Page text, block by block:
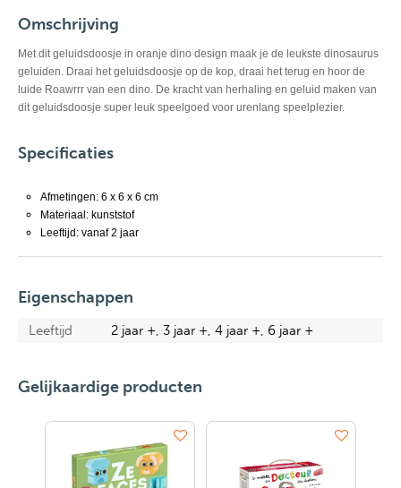
Omschrijving
Met dit geluidsdoosje in oranje dino design maak je de leukste dinosaurus
geluiden. Draai het geluidsdoosje op de kop, draai het terug en hoor de
luide Roawrrr van een dino. De kracht van herhaling en geluid maken van
dit geluidsdoosje super leuk speelgoed voor urenlang speelplezier.
Specificaties
Afmetingen: 6 x 6 x 6 cm
Materiaal: kunststof
Leeftijd: vanaf 2 jaar
Eigenschappen
Leeftijd 2 jaar +, 3 jaar +, 4 jaar +, 6 jaar +
Gelijkaardige producten